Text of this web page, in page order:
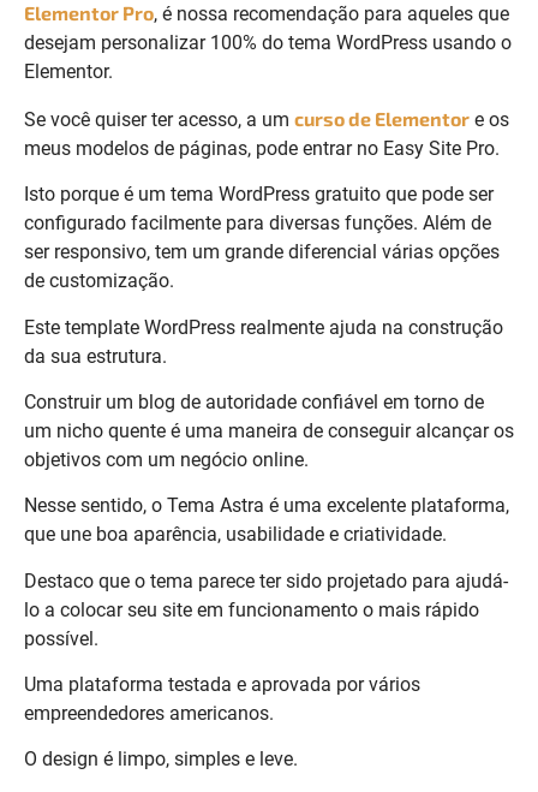
Elementor Pro, é nossa recomendação para aqueles que
desejam personalizar 100% do tema WordPress usando o
Elementor.
Se você quiser ter acesso, a um curso de Elementor e os
meus modelos de páginas, pode entrar no Easy Site Pro.
Isto porque é um tema WordPress gratuito que pode ser
configurado facilmente para diversas funções. Além de
ser responsivo, tem um grande diferencial várias opções
de customização.
Este template WordPress realmente ajuda na construção
da sua estrutura.
Construir um blog de autoridade confiável em torno de
um nicho quente é uma maneira de conseguir alcançar os
objetivos com um negócio online.
Nesse sentido, o Tema Astra é uma excelente plataforma,
que une boa aparência, usabilidade e criatividade.
Destaco que o tema parece ter sido projetado para ajudá-
lo a colocar seu site em funcionamento o mais rápido
possível.
Uma plataforma testada e aprovada por vários
empreendedores americanos.
O design é limpo, simples e leve.